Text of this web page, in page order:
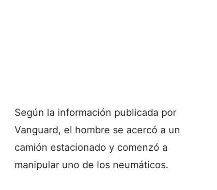
Según la información publicada por
Vanguard, el hombre se acercó a un
camión estacionado y comenzó a
manipular uno de los neumáticos.